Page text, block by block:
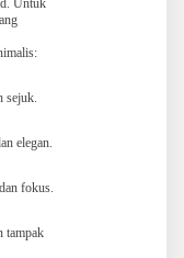
Untuk
sejuk.
elegan.
fokus.
tampak